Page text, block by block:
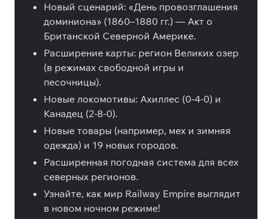
Новый сценарий: «День провозглашения
доминиона» (1860–1880 гг.) — Акт о
Британской Северной Америке.
Расширение карты: регион Великих озер
(в режимах свободной игры и
песочницы).
Новые локомотивы: Ахиллес (0-4-0) и
Канадец (2-8-0).
Новые товары (например, мех и зимняя
одежда) и 19 новых городов.
Расширенная погодная система для всех
северных регионов.
Узнайте, как мир Railway Empire выглядит
в новом ночном режиме!